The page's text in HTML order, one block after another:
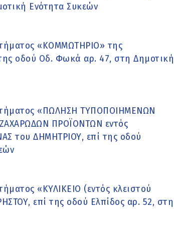
Ενότητα Συκεών
«ΚΟΜΜΩΤΗΡΙΟ» της
οδού Οδ. Φωκά αρ. 47, στη Δημοτική
«ΠΩΛΗΣΗ ΤΥΠΟΠΟΙΗΜΕΝΩΝ
ΠΡΟΪΟΝΤΩΝ εντός
του ΔΗΜΗΤΡΙΟΥ, επί της οδού
«ΚΥΛΙΚΕΙΟ (εντός κλειστού
επί της οδού Ελπίδος αρ. 52, στη